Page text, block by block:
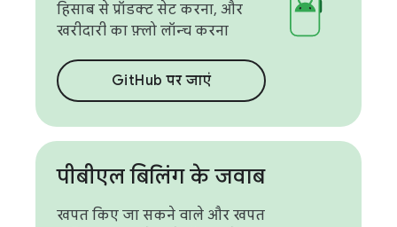
हिसाब से प्रॉडक्ट सेट करना, और
खरीदारी का फ़्लो लॉन्च करना
GitHub पर जाएं
पीबीएल बिलिंग के जवाब
खपत किए जा सकने वाले और खपत